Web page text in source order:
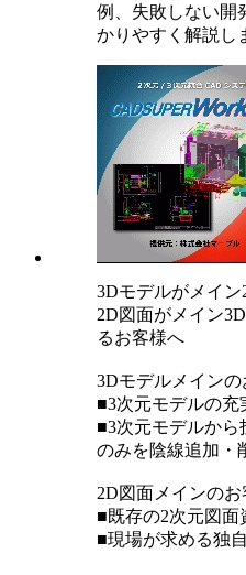
例、失敗しない開
かりやすく解説し
3Dモデルがメイン
2D図面がメイン
るお客様へ
3Dモデルメイン
■3次元モデルの充
■3次元モデルから
のみを陰線追加・
2D図面メインの
■既存の2次元図面
■現場が求める独